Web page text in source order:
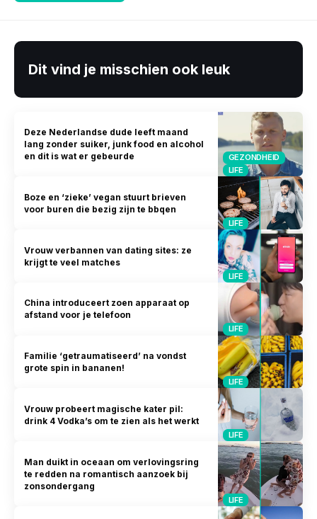
Dit vind je misschien ook leuk
GEZONDHEID
LIFE
Deze Nederlandse dude leeft maand
lang zonder suiker, junk food en alcohol
en dit is wat er gebeurde
LIFE
Boze en ‘zieke’ vegan stuurt brieven
voor buren die bezig zijn te bbqen
LIFE
Vrouw verbannen van dating sites: ze
krijgt te veel matches
LIFE
China introduceert zoen apparaat op
afstand voor je telefoon
LIFE
Familie ‘getraumatiseerd’ na vondst
grote spin in bananen!
LIFE
Vrouw probeert magische kater pil:
drink 4 Vodka’s om te zien als het werkt
LIFE
Man duikt in oceaan om verlovingsring
te redden na romantisch aanzoek bij
zonsondergang